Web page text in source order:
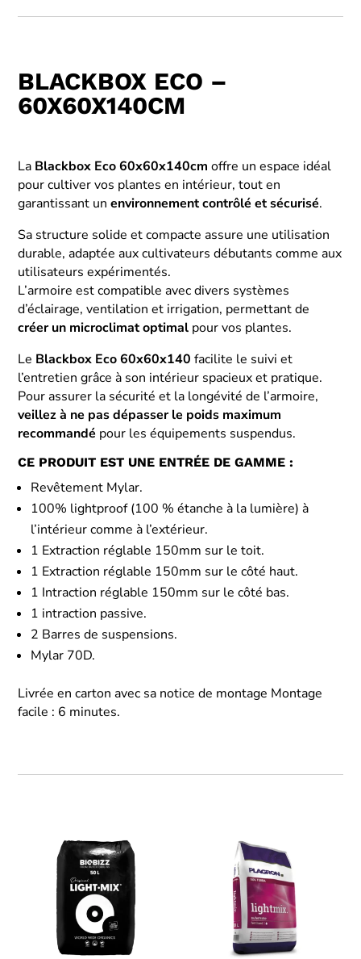
BLACKBOX ECO –
60X60X140CM
La Blackbox Eco 60x60x140cm offre un espace idéal
pour cultiver vos plantes en intérieur, tout en
garantissant unenvironnement contrôlé et sécurisé.
Sa structure solide et compacte assure une utilisation
durable, adaptée aux cultivateurs débutants comme aux
utilisateurs expérimentés.
L’armoire est compatible avec divers systèmes
d’éclairage, ventilation et irrigation, permettant de
créer un microclimat optimal pour vos plantes.
Le Blackbox Eco 60x60x140 facilite le suivi et
l’entretien grâce à son intérieur spacieux et pratique.
Pour assurer la sécurité et la longévité de l’armoire,
veillez à ne pas dépasser le poids maximum
recommandé pour les équipements suspendus.
CE PRODUIT EST UNE ENTRÉE DE GAMME :
Revêtement Mylar.
100% lightproof (100 % étanche à la lumière) à
l’intérieur comme à l’extérieur.
1 Extraction réglable 150mm sur le toit.
1 Extraction réglable 150mm sur le côté haut.
1 Intraction réglable 150mm sur le côté bas.
1 intraction passive.
2 Barres de suspensions.
Mylar 70D.
Livrée en carton avec sa notice de montage Montage
facile : 6 minutes.